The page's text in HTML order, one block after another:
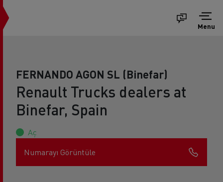
Menu
FERNANDO AGON SL (Binefar)
Renault Trucks dealers at
Binefar, Spain
Aç
Numarayı Görüntüle